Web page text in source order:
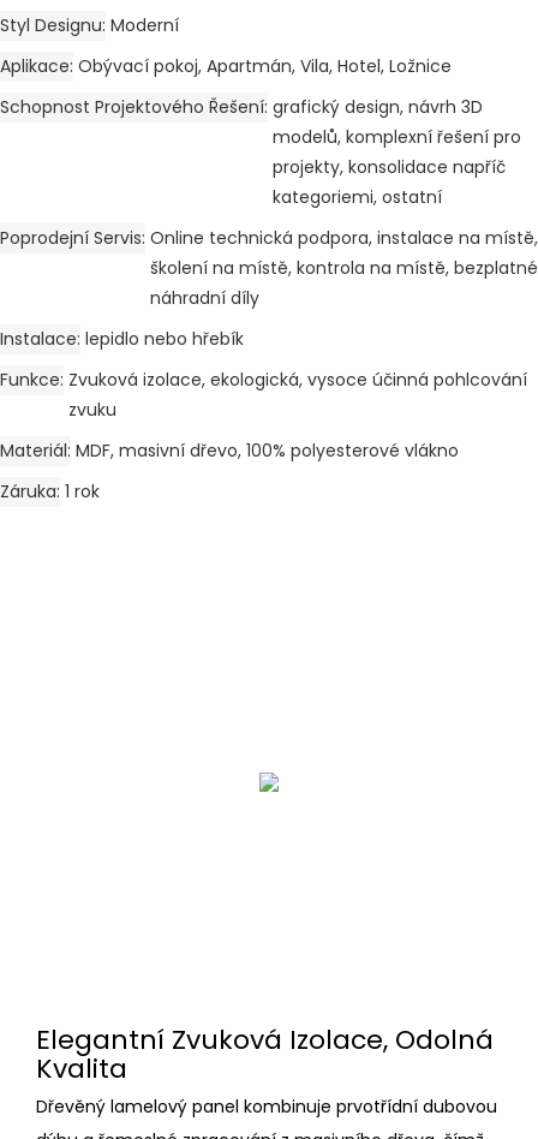
Styl Designu Moderní
Aplikace Obývací pokoj, Apartmán, Vila, Hotel, Ložnice
Schopnost Projektového Řešení grafický design, návrh 3D
modelů, komplexní řešení pro
projekty, konsolidace napříč
kategoriemi, ostatní
Poprodejní Servis Online technická podpora, instalace na místě,
školení na místě, kontrola na místě, bezplatné
náhradní díly
Instalace lepidlo nebo hřebík
Funkce Zvuková izolace, ekologická, vysoce účinná pohlcování
zvuku
Materiál MDF, masivní dřevo, 100% polyesterové vlákno
Záruka 1 rok
Elegantní Zvuková Izolace, Odolná
Kvalita
Dřevěný lamelový panel kombinuje prvotřídní dubovou